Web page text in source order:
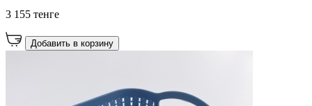
3 155 тенге
Добавить в корзину